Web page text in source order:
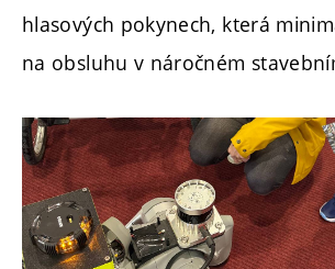
hlasových pokynech, která
na obsluhu v náročném